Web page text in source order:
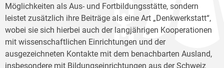
Möglichkeiten als Aus- und Fortbildungsstätte, sondern
leistet zusätzlich ihre Beiträge als eine Art „Denkwerkstatt“,
wobei sie sich hierbei auch der langjährigen Kooperationen
mit wissenschaftlichen Einrichtungen und der
ausgezeichneten Kontakte mit dem benachbarten Ausland,
insbesondere mit Bildungseinrichtungen aus der Schweiz